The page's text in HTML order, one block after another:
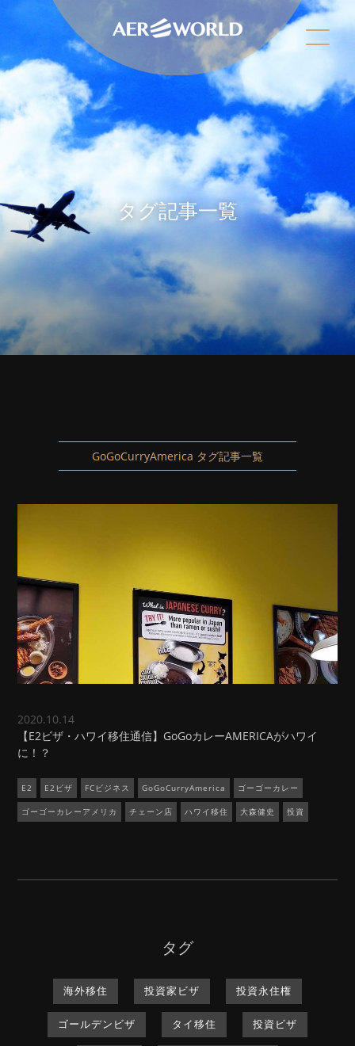
タグ記事一覧
GoGoCurryAmerica タグ記事一覧
2020.10.14
【E2ビザ・ハワイ移住通信】GoGoカレーAMERICAがハワイ
に！？
E2 E2ビザ FCビジネス GoGoCurryAmerica ゴーゴーカレー
ゴーゴーカレーアメリカ チェーン店 ハワイ移住 大森健史 投資
タグ
海外移住 投資家ビザ 投資永住権
ゴールデンビザ タイ移住 投資ビザ